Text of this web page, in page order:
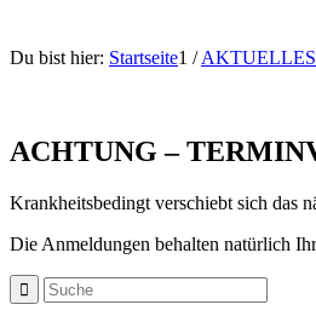
Du bist hier: Startseite1 / AKTUELLES
ACHTUNG –
Krankheitsbedingt verschiebt sich das
Die Anmeldungen behalten natürlich